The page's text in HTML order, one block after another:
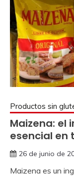
Productos sin
Maizena: el
esencial en
26 de junio de
Maizena es un